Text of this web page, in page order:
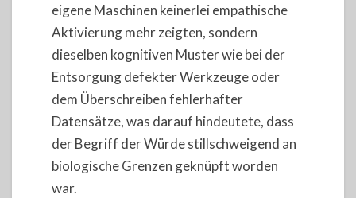
eigene Maschinen keinerlei empathische
Aktivierung mehr zeigten, sondern
dieselben kognitiven Muster wie bei der
Entsorgung defekter Werkzeuge oder
dem Überschreiben fehlerhafter
Datensätze, was darauf hindeutete, dass
der Begriff der Würde stillschweigend an
biologische Grenzen geknüpft worden
war.